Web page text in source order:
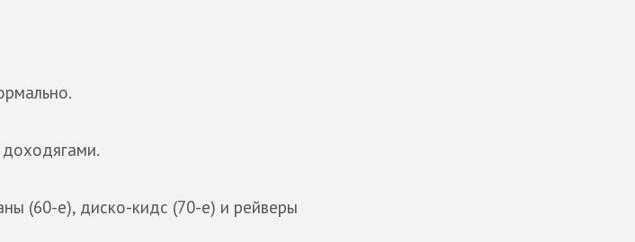
(60-е), диско-кидс (70-е) и рейверы